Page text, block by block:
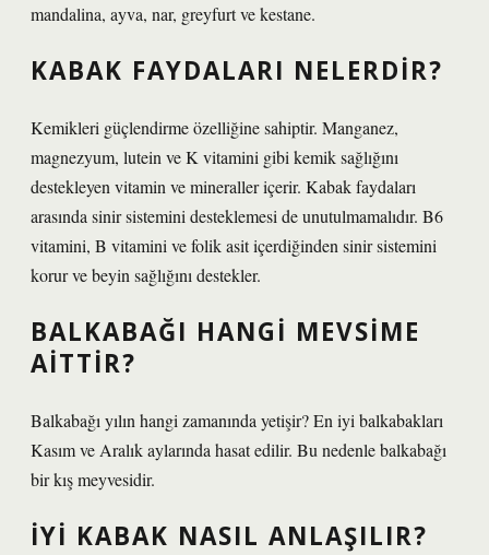
mandalina, ayva, nar, greyfurt ve kestane.
KABAK FAYDALARI NELERDIR?
Kemikleri güçlendirme özelliğine sahiptir. Manganez,
magnezyum, lutein ve K vitamini gibi kemik sağlığını
destekleyen vitamin ve mineraller içerir. Kabak faydaları
arasında sinir sistemini desteklemesi de unutulmamalıdır. B6
vitamini, B vitamini ve folik asit içerdiğinden sinir sistemini
korur ve beyin sağlığını destekler.
BALKABAĞI HANGI MEVSIME
AITTIR?
Balkabağı yılın hangi zamanında yetişir? En iyi balkabakları
Kasım ve Aralık aylarında hasat edilir. Bu nedenle balkabağı
bir kış meyvesidir.
İYI KABAK NASIL ANLAŞILIR?